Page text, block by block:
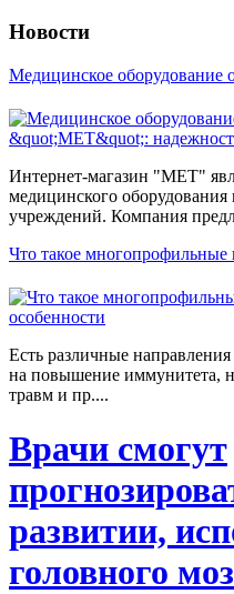
Новости
Медицинское оборудование
Интернет-магазин "МЕТ"
медицинского
учреждений. Компания
Что такое
Есть различные
на повышение иммунитета,
травм и пр....
Врачи смогут
развитии,
головного